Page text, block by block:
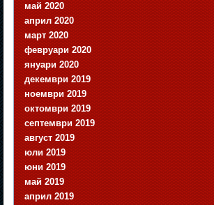
май 2020
април 2020
март 2020
февруари 2020
януари 2020
декември 2019
ноември 2019
октомври 2019
септември 2019
август 2019
юли 2019
юни 2019
май 2019
април 2019